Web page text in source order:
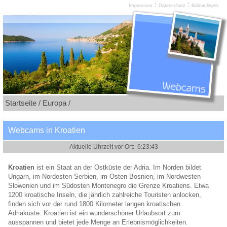
Startseite / Europa /
Webcams in Kroatien
Kroatien ist ein Staat an der Ostküste der Adria. Im Norden bildet
Ungarn, im Nordosten Serbien, im Osten Bosnien, im Nordwesten
Slowenien und im Südosten Montenegro die Grenze Kroatiens. Etwa
1200 kroatische Inseln, die jährlich zahlreiche Touristen anlocken,
finden sich vor der rund 1800 Kilometer langen kroatischen
Adriaküste. Kroatien ist ein wunderschöner Urlaubsort zum
ausspannen und bietet jede Menge an Erlebnismöglichkeiten.
Impressum : Datenschutz : Bildnachweis